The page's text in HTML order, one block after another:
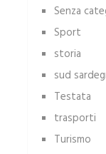
Senza
Sport
storia
sud
Testata
trasporti
Turismo